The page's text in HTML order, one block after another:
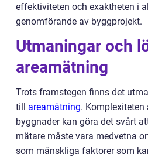
effektiviteten och exaktheten i
genomförande av byggprojekt.
Utmaningar och
areamätning
Trots framstegen finns det
till areamätning. Komplexiteten
byggnader kan göra det svårt
mätare måste vara medvetna
som mänskliga faktorer som